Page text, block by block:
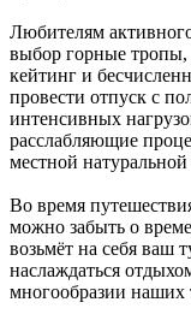
Любителям
выбор горные
кейтинг и
провести отпуск с
интенсивных
расслабляющие
местной
Во время
можно забыть о
возьмёт на себя ваш
наслаждаться
многообразии наших